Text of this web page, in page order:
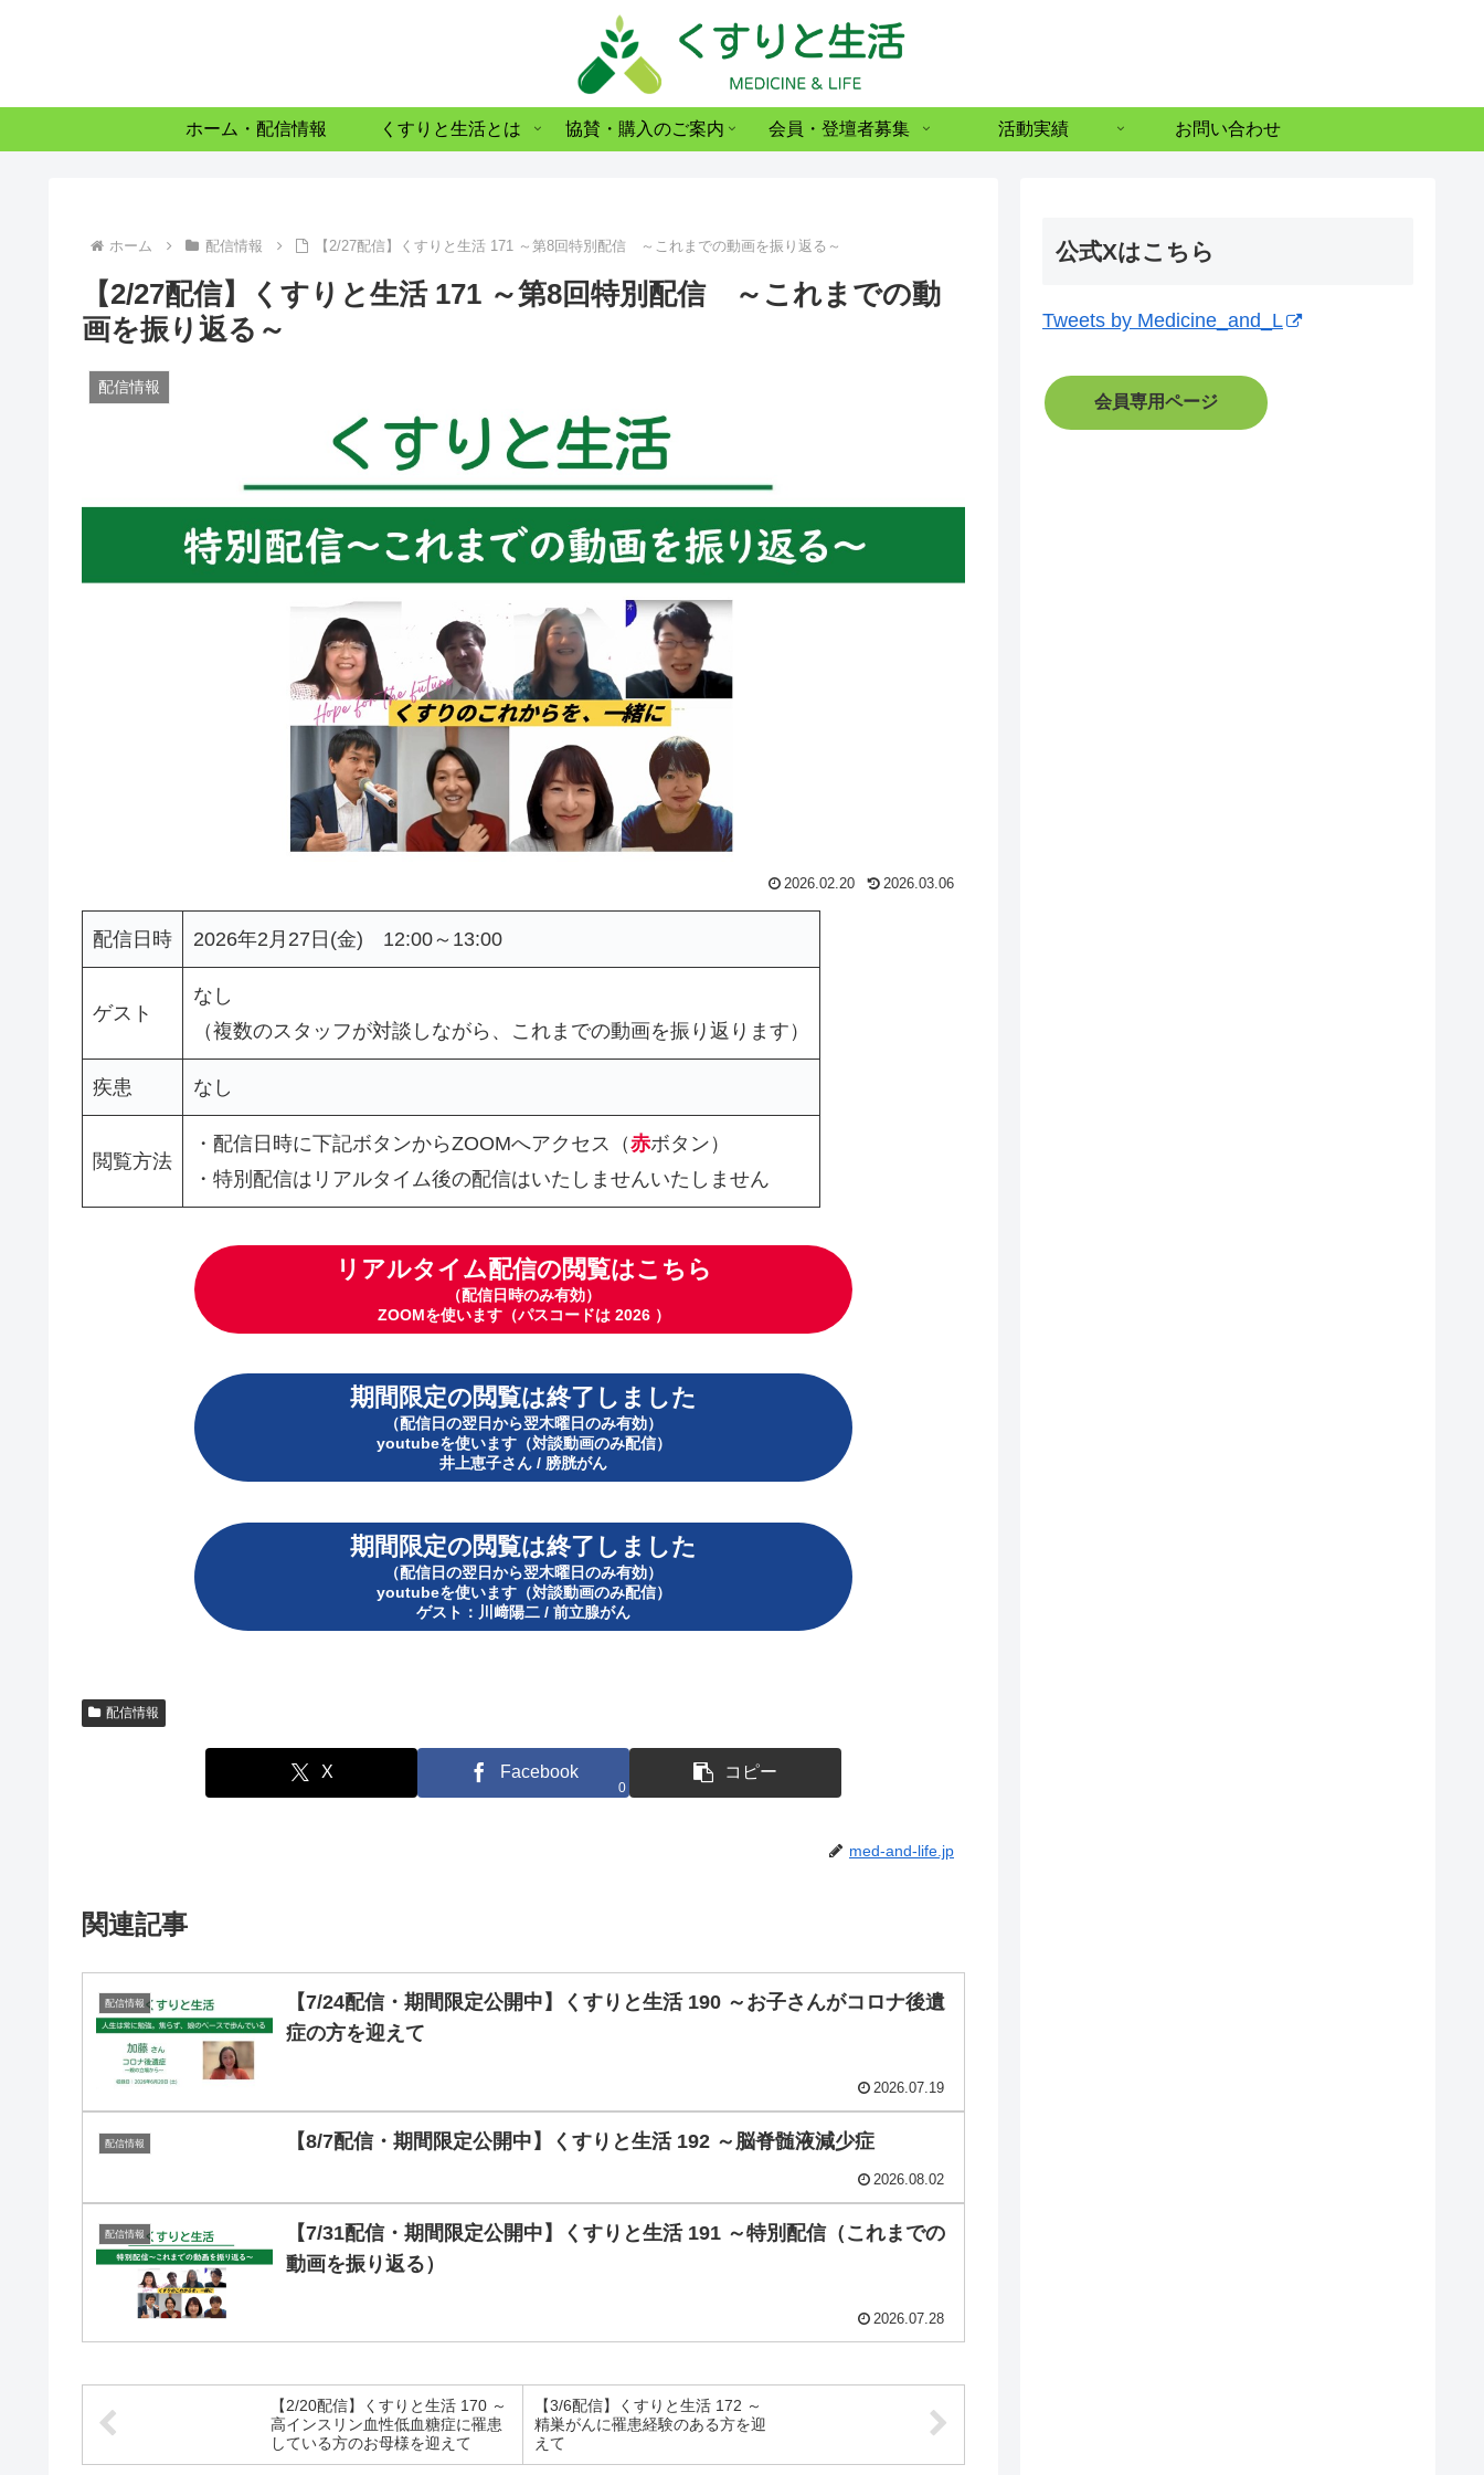
ホーム・配信情報 くすりと生活とは 協賛・購入のご案内 会員・登壇者募集 活動実績 お問い合わせ
ホーム 配信情報 【2/27配信】くすりと生活 171 ～第8回特別配信 ～これまでの動画を振り返る～
【2/27配信】くすりと生活 171 ～第8回特別配信 ～これまでの動
画を振り返る～
配信情報
2026.02.20 2026.03.06
配信日時 2026年2月27日(金) 12:00～13:00
ゲスト
なし
（複数のスタッフが対談しながら、これまでの動画を振り返ります）
疾患 なし
閲覧方法
・配信日時に下記ボタンからZOOMへアクセス（赤ボタン）
・特別配信はリアルタイム後の配信はいたしませんいたしません
リアルタイム配信の閲覧はこちら
（配信日時のみ有効）
ZOOMを使います（パスコードは 2026 ）
期間限定の閲覧は終了しました
（配信日の翌日から翌木曜日のみ有効）
youtubeを使います（対談動画のみ配信）
井上恵子さん / 膀胱がん
期間限定の閲覧は終了しました
（配信日の翌日から翌木曜日のみ有効）
youtubeを使います（対談動画のみ配信）
ゲスト：川﨑陽二 / 前立腺がん
配信情報
X Facebook
0
コピー
med-and-life.jp
関連記事
配信情報
【7/24配信・期間限定公開中】くすりと生活 190 ～お子さんがコロナ後遺
症の方を迎えて
2026.07.19
配信情報 【8/7配信・期間限定公開中】くすりと生活 192 ～脳脊髄液減少症
2026.08.02
配信情報
【7/31配信・期間限定公開中】くすりと生活 191 ～特別配信（これまでの
動画を振り返る）
2026.07.28
【2/20配信】くすりと生活 170 ～
高インスリン血性低血糖症に罹患
している方のお母様を迎えて
【3/6配信】くすりと生活 172 ～
精巣がんに罹患経験のある方を迎
えて
公式Xはこちら
Tweets by Medicine_and_L
会員専用ページ